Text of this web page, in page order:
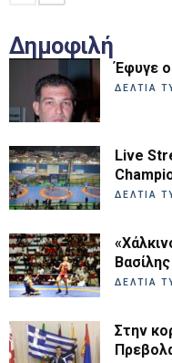
Δημοφιλή
Έφυγε
ΔΕΛΤΙΑ
Live
ΔΕΛΤΙΑ
ΔΕΛΤΙΑ
Στην